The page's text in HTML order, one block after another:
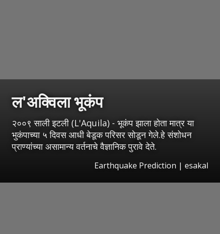
ल'अक्विला भूकंप
२००९ साली इटली (L'Aquila) - भूकंप झाला होता मात्र या
भुकंपाच्या ५ दिवस आधी बेडूक परिसर सोडून गेले.हे संशोधन
प्राण्यांच्या असामान्य वर्तनाचे वैज्ञानिक पुरावे देते.
Earthquake Prediction | esakal